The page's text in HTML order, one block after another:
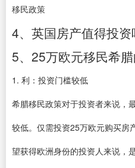
移民政策
4、英国房产值得投资
5、25万欧元移民希
1. 利：投资门槛较低
希腊移民政策对于投资者来说，
较低。仅需投资25万欧元购买房
望获得欧洲身份的投资人来说，